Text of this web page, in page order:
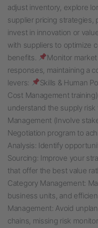
adjust inventory, explore
supplier pricing strategies,
invest in innovation or
with suppliers to optimize
benefits.
Monitor
responses, maintaining a
levers:
Skills & Human
Cost Management training)
understand the supply
Management (Involve
Negotiation program to
Analysis: Identify
Sourcing: Improve your
that offer the best value
Category Management:
business units, and
Management: Avoid
chains, missing risk